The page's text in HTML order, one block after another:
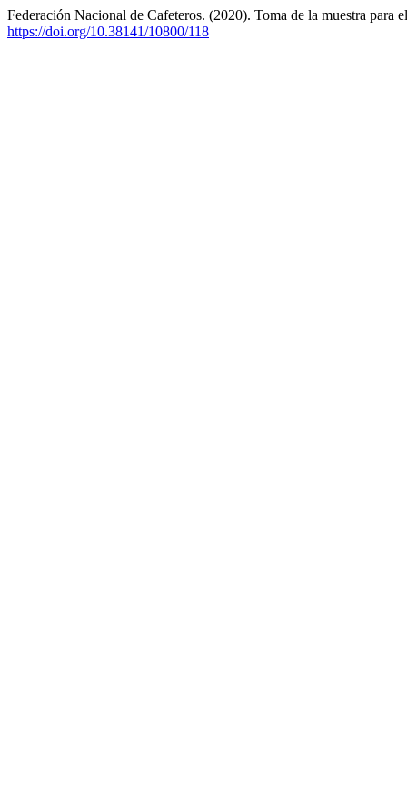
Federación Nacional de Cafeteros. (2020). Toma de la muestra para
https://doi.org/10.38141/10800/118